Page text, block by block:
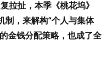
拉扯，本季《桃花坞》
制，来解构“个人与集体
金钱分配策略，也成了全